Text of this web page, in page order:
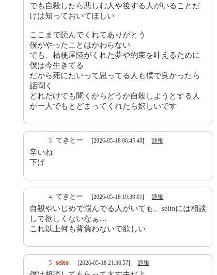
でも自殺したら悲しむ人や後する人がいることだ
けは知っておいてほしい
ここまで読んでくれてありがとう
僕がやったことはかわらない
でも、桔梗屋陸がくれた夢や約束を叶えるために
僕は今生きてる
だから死にたいって思ってる人も僕で良かったら
話聞く
どれだけでも聞くからどうか自殺しようとする人
が一人でもとどまってくれたら嬉しいです
3 てきとー [2026-05-18 06:45:40] 通報
辛いね
下げ
4 てきとー [2026-05-18 19:39:01] 通報
自殺やいじめで悩んでる人がいても、seitoには相談
して欲しくないなぁ…
これ以上何も背負わないで欲しい
5 seito [2026-05-18 21:38:57] 通報